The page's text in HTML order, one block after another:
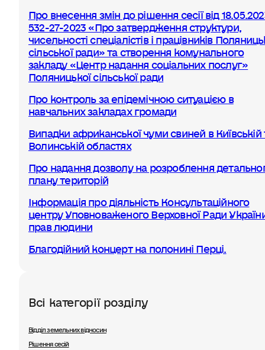
Про внесення змін до рішення сесії від
532-27-2023 «Про затвердження структури,
чисельності спеціалістів і працівників
сільської ради» та створення комунального
закладу «Центр надання соціальних послуг»
Поляницької сільської ради
Про контроль за епідемічною ситуацією в
навчальних закладах громади
Випадки африканської чуми свиней в Київській
Волинській областях
Про надання дозволу на розроблення
плану територій
Інформація про діяльність Консультаційного
центру Уповноваженого Верховної Ради
прав людини
Благодійний концерт на полонині Перці.
Всі категорії розділу
Відділ земельних відносин
Рішення сесій